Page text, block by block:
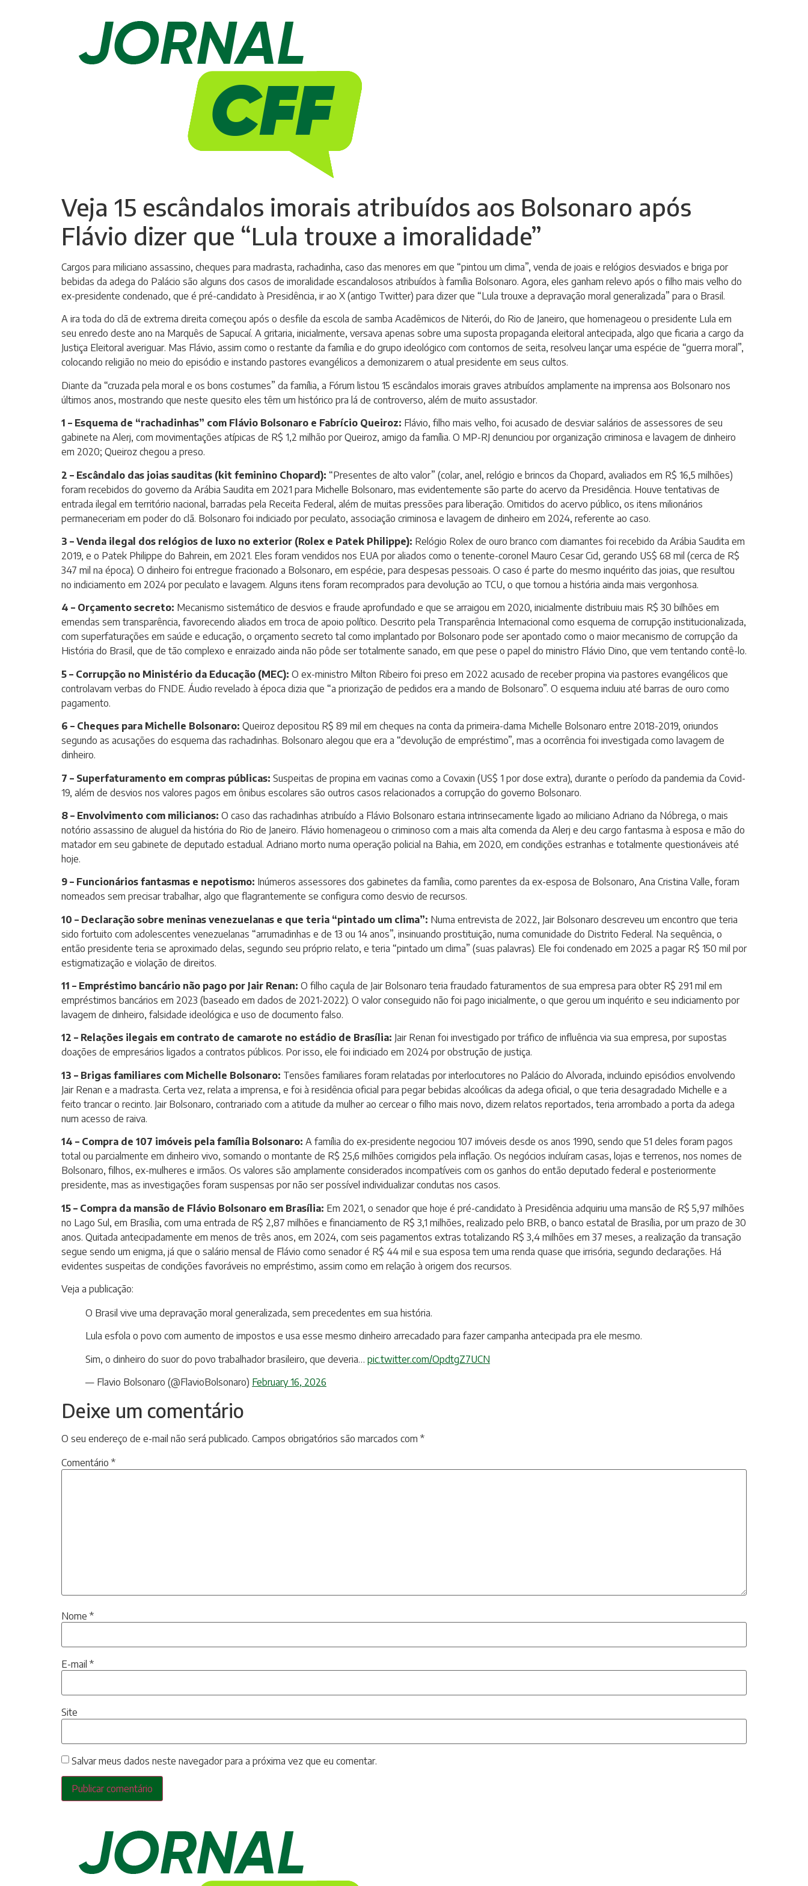
Veja 15 escândalos imorais atribuídos aos Bolsonaro após
Flávio dizer que “Lula trouxe a imoralidade”
Cargos para miliciano assassino, cheques para madrasta, rachadinha, caso das menores em que “pintou um clima”, venda de joais e relógios desviados e briga por
bebidas da adega do Palácio são alguns dos casos de imoralidade escandalosos atribuídos à família Bolsonaro. Agora, eles ganham relevo após o filho mais velho do
ex-presidente condenado, que é pré-candidato à Presidência, ir ao X (antigo Twitter) para dizer que “Lula trouxe a depravação moral generalizada” para o Brasil.
A ira toda do clã de extrema direita começou após o desfile da escola de samba Acadêmicos de Niterói, do Rio de Janeiro, que homenageou o presidente Lula em
seu enredo deste ano na Marquês de Sapucaí. A gritaria, inicialmente, versava apenas sobre uma suposta propaganda eleitoral antecipada, algo que ficaria a cargo da
Justiça Eleitoral averiguar. Mas Flávio, assim como o restante da família e do grupo ideológico com contornos de seita, resolveu lançar uma espécie de “guerra moral”,
colocando religião no meio do episódio e instando pastores evangélicos a demonizarem o atual presidente em seus cultos.
Diante da “cruzada pela moral e os bons costumes” da família, a Fórum listou 15 escândalos imorais graves atribuídos amplamente na imprensa aos Bolsonaro nos
últimos anos, mostrando que neste quesito eles têm um histórico pra lá de controverso, além de muito assustador.
1 – Esquema de “rachadinhas” com Flávio Bolsonaro e Fabrício Queiroz: Flávio, filho mais velho, foi acusado de desviar salários de assessores de seu
gabinete na Alerj, com movimentações atípicas de R$ 1,2 milhão por Queiroz, amigo da família. O MP-RJ denunciou por organização criminosa e lavagem de dinheiro
em 2020; Queiroz chegou a preso.
2 – Escândalo das joias sauditas (kit feminino Chopard): “Presentes de alto valor” (colar, anel, relógio e brincos da Chopard, avaliados em R$ 16,5 milhões)
foram recebidos do governo da Arábia Saudita em 2021 para Michelle Bolsonaro, mas evidentemente são parte do acervo da Presidência. Houve tentativas de
entrada ilegal em território nacional, barradas pela Receita Federal, além de muitas pressões para liberação. Omitidos do acervo público, os itens milionários
permaneceriam em poder do clã. Bolsonaro foi indiciado por peculato, associação criminosa e lavagem de dinheiro em 2024, referente ao caso.
3 – Venda ilegal dos relógios de luxo no exterior (Rolex e Patek Philippe): Relógio Rolex de ouro branco com diamantes foi recebido da Arábia Saudita em
2019, e o Patek Philippe do Bahrein, em 2021. Eles foram vendidos nos EUA por aliados como o tenente-coronel Mauro Cesar Cid, gerando US$ 68 mil (cerca de R$
347 mil na época). O dinheiro foi entregue fracionado a Bolsonaro, em espécie, para despesas pessoais. O caso é parte do mesmo inquérito das joias, que resultou
no indiciamento em 2024 por peculato e lavagem. Alguns itens foram recomprados para devolução ao TCU, o que tornou a história ainda mais vergonhosa.
4 – Orçamento secreto: Mecanismo sistemático de desvios e fraude aprofundado e que se arraigou em 2020, inicialmente distribuiu mais R$ 30 bilhões em
emendas sem transparência, favorecendo aliados em troca de apoio político. Descrito pela Transparência Internacional como esquema de corrupção institucionalizada,
com superfaturações em saúde e educação, o orçamento secreto tal como implantado por Bolsonaro pode ser apontado como o maior mecanismo de corrupção da
História do Brasil, que de tão complexo e enraizado ainda não pôde ser totalmente sanado, em que pese o papel do ministro Flávio Dino, que vem tentando contê-lo.
5 – Corrupção no Ministério da Educação (MEC): O ex-ministro Milton Ribeiro foi preso em 2022 acusado de receber propina via pastores evangélicos que
controlavam verbas do FNDE. Áudio revelado à época dizia que “a priorização de pedidos era a mando de Bolsonaro”. O esquema incluiu até barras de ouro como
pagamento.
6 – Cheques para Michelle Bolsonaro: Queiroz depositou R$ 89 mil em cheques na conta da primeira-dama Michelle Bolsonaro entre 2018-2019, oriundos
segundo as acusações do esquema das rachadinhas. Bolsonaro alegou que era a “devolução de empréstimo”, mas a ocorrência foi investigada como lavagem de
dinheiro.
7 – Superfaturamento em compras públicas: Suspeitas de propina em vacinas como a Covaxin (US$ 1 por dose extra), durante o período da pandemia da Covid-
19, além de desvios nos valores pagos em ônibus escolares são outros casos relacionados a corrupção do governo Bolsonaro.
8 – Envolvimento com milicianos: O caso das rachadinhas atribuído a Flávio Bolsonaro estaria intrinsecamente ligado ao miliciano Adriano da Nóbrega, o mais
notório assassino de aluguel da história do Rio de Janeiro. Flávio homenageou o criminoso com a mais alta comenda da Alerj e deu cargo fantasma à esposa e mão do
matador em seu gabinete de deputado estadual. Adriano morto numa operação policial na Bahia, em 2020, em condições estranhas e totalmente questionáveis até
hoje.
9 – Funcionários fantasmas e nepotismo: Inúmeros assessores dos gabinetes da família, como parentes da ex-esposa de Bolsonaro, Ana Cristina Valle, foram
nomeados sem precisar trabalhar, algo que flagrantemente se configura como desvio de recursos.
10 – Declaração sobre meninas venezuelanas e que teria “pintado um clima”: Numa entrevista de 2022, Jair Bolsonaro descreveu um encontro que teria
sido fortuito com adolescentes venezuelanas “arrumadinhas e de 13 ou 14 anos”, insinuando prostituição, numa comunidade do Distrito Federal. Na sequência, o
então presidente teria se aproximado delas, segundo seu próprio relato, e teria “pintado um clima” (suas palavras). Ele foi condenado em 2025 a pagar R$ 150 mil por
estigmatização e violação de direitos.
11 – Empréstimo bancário não pago por Jair Renan: O filho caçula de Jair Bolsonaro teria fraudado faturamentos de sua empresa para obter R$ 291 mil em
empréstimos bancários em 2023 (baseado em dados de 2021-2022). O valor conseguido não foi pago inicialmente, o que gerou um inquérito e seu indiciamento por
lavagem de dinheiro, falsidade ideológica e uso de documento falso.
12 – Relações ilegais em contrato de camarote no estádio de Brasília: Jair Renan foi investigado por tráfico de influência via sua empresa, por supostas
doações de empresários ligados a contratos públicos. Por isso, ele foi indiciado em 2024 por obstrução de justiça.
13 – Brigas familiares com Michelle Bolsonaro: Tensões familiares foram relatadas por interlocutores no Palácio do Alvorada, incluindo episódios envolvendo
Jair Renan e a madrasta. Certa vez, relata a imprensa, e foi à residência oficial para pegar bebidas alcoólicas da adega oficial, o que teria desagradado Michelle e a
feito trancar o recinto. Jair Bolsonaro, contrariado com a atitude da mulher ao cercear o filho mais novo, dizem relatos reportados, teria arrombado a porta da adega
num acesso de raiva.
14 – Compra de 107 imóveis pela família Bolsonaro: A família do ex-presidente negociou 107 imóveis desde os anos 1990, sendo que 51 deles foram pagos
total ou parcialmente em dinheiro vivo, somando o montante de R$ 25,6 milhões corrigidos pela inflação. Os negócios incluíram casas, lojas e terrenos, nos nomes de
Bolsonaro, filhos, ex-mulheres e irmãos. Os valores são amplamente considerados incompatíveis com os ganhos do então deputado federal e posteriormente
presidente, mas as investigações foram suspensas por não ser possível individualizar condutas nos casos.
15 – Compra da mansão de Flávio Bolsonaro em Brasília: Em 2021, o senador que hoje é pré-candidato à Presidência adquiriu uma mansão de R$ 5,97 milhões
no Lago Sul, em Brasília, com uma entrada de R$ 2,87 milhões e financiamento de R$ 3,1 milhões, realizado pelo BRB, o banco estatal de Brasília, por um prazo de 30
anos. Quitada antecipadamente em menos de três anos, em 2024, com seis pagamentos extras totalizando R$ 3,4 milhões em 37 meses, a realização da transação
segue sendo um enigma, já que o salário mensal de Flávio como senador é R$ 44 mil e sua esposa tem uma renda quase que irrisória, segundo declarações. Há
evidentes suspeitas de condições favoráveis no empréstimo, assim como em relação à origem dos recursos.
Veja a publicação:
O Brasil vive uma depravação moral generalizada, sem precedentes em sua história.
Lula esfola o povo com aumento de impostos e usa esse mesmo dinheiro arrecadado para fazer campanha antecipada pra ele mesmo.
Sim, o dinheiro do suor do povo trabalhador brasileiro, que deveria… pic.twitter.com/OpdtgZ7UCN
— Flavio Bolsonaro (@FlavioBolsonaro) February 16, 2026
Deixe um comentário
O seu endereço de e-mail não será publicado. Campos obrigatórios são marcados com *
Comentário *
Nome *
E-mail *
Site
Salvar meus dados neste navegador para a próxima vez que eu comentar.